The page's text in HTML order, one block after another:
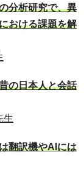
分析研究で、異
おける課題を解
の日本人と会話
生
翻訳機やAIには